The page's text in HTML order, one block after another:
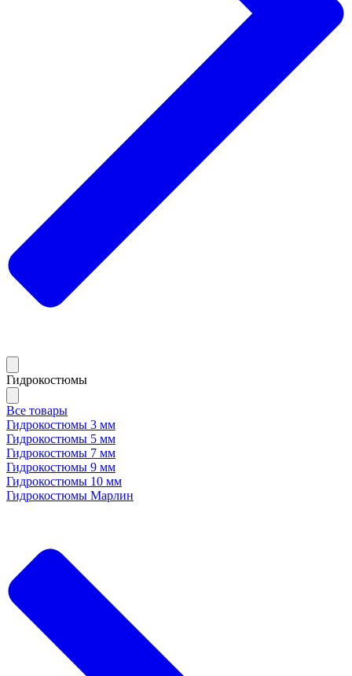
Гидрокостюмы
Все товары
Гидрокостюмы 3 мм
Гидрокостюмы 5 мм
Гидрокостюмы 7 мм
Гидрокостюмы 9 мм
Гидрокостюмы 10 мм
Гидрокостюмы Марлин